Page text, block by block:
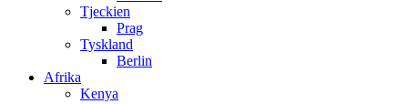
Tjeckien
Prag
Tyskland
Berlin
Afrika
Kenya